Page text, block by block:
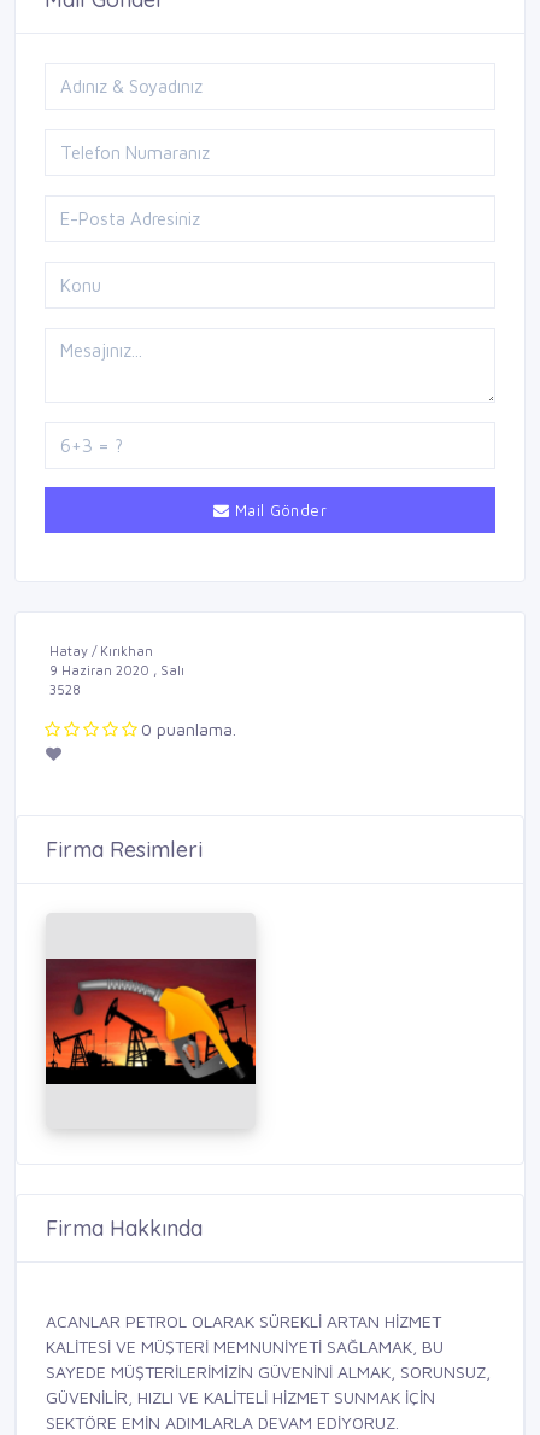
Mail Gönder
Hatay / Kırıkhan
9 Haziran 2020 , Salı
3528
0 puanlama.
Firma Resimleri
Firma Hakkında
ACANLAR PETROL OLARAK SÜREKLİ ARTAN HİZMET
KALİTESİ VE MÜŞTERİ MEMNUNİYETİ SAĞLAMAK, BU
SAYEDE MÜŞTERİLERİMİZİN GÜVENİNİ ALMAK, SORUNSUZ,
GÜVENİLİR, HIZLI VE KALİTELİ HİZMET SUNMAK İÇİN
SEKTÖRE EMİN ADIMLARLA DEVAM EDİYORUZ.